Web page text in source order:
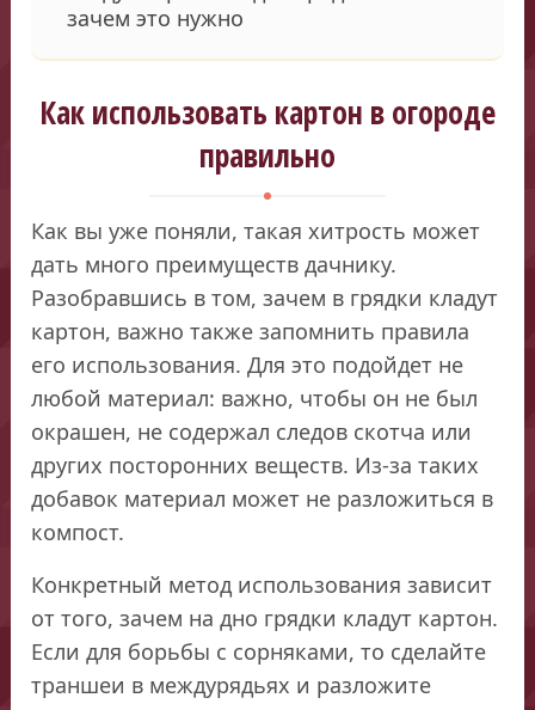
зачем это нужно
Как использовать картон в огороде
правильно
Как вы уже поняли, такая хитрость может
дать много преимуществ дачнику.
Разобравшись в том, зачем в грядки кладут
картон, важно также запомнить правила
его использования. Для это подойдет не
любой материал: важно, чтобы он не был
окрашен, не содержал следов скотча или
других посторонних веществ. Из-за таких
добавок материал может не разложиться в
компост.
Конкретный метод использования зависит
от того, зачем на дно грядки кладут картон.
Если для борьбы с сорняками, то сделайте
траншеи в междурядьях и разложите